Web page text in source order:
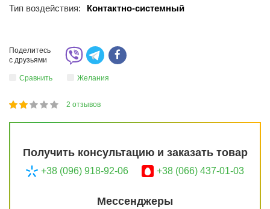
Тип воздействия:
Контактно-системный
Поделитесь
с друзьями
Сравнить Желания
40
1
2
3
4
5 2 отзывов
Получить консультацию и заказать товар
+38 (096) 918-92-06 +38 (066) 437-01-03
Мессенджеры